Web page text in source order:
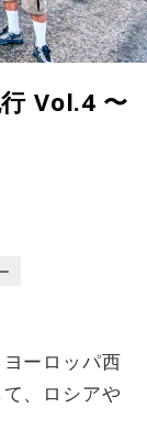
Vol.4 〜
ーロッパ西
、ロシアや